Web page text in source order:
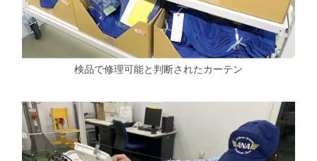
検品で修理可能と判断されたカーテン